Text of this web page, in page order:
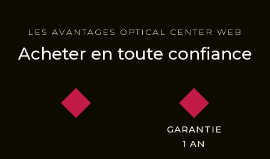
LES AVANTAGES OPTICAL CENTER WEB
Acheter en toute confiance
GARANTIE
1 AN